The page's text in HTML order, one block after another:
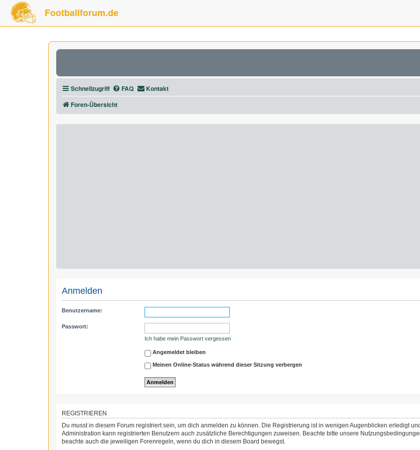
Footballforum.de
Schnellzugriff FAQ Kontakt
Foren-Übersicht
Anmelden
Benutzername:
Passwort:
Ich habe mein Passwort vergessen
Angemeldet bleiben
Meinen Online-Status während dieser Sitzung verbergen
REGISTRIEREN
Du musst in diesem Forum registriert sein, um dich anmelden zu können. Die Registrierung ist in wenigen Augenblicken erledigt
Administration kann registrierten Benutzern auch zusätzliche Berechtigungen zuweisen. Beachte bitte unsere
beachte auch die jeweiligen Forenregeln, wenn du dich in diesem Board bewegst.